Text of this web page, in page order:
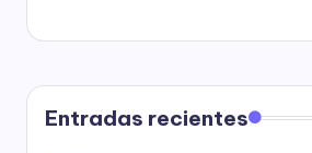
Entradas recientes